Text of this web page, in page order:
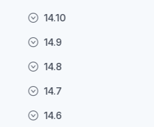
14.10
14.9
14.8
14.7
14.6